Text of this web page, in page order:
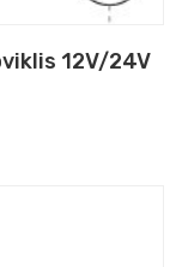
12V/24V